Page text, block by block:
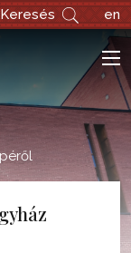
Keresés en